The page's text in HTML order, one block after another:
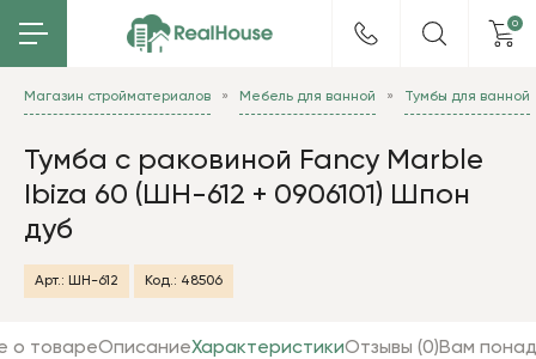
0
Магазин стройматериалов Мебель для ванной Тумбы для ванной
Тумба с раковиной Fancy Marble
Ibiza 60 (ШН-612 + 0906101) Шпон
дуб
Арт.: ШН-612 Код.: 48506
о товареОписаниеХарактеристикиОтзывы (0)Вам